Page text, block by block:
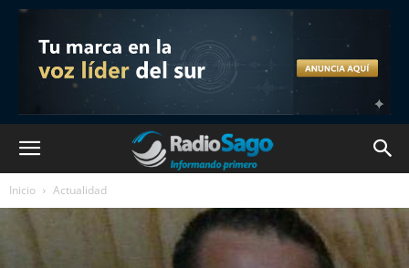
Inicio Actualidad